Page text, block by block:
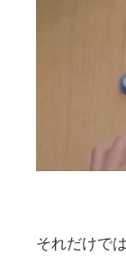
それだけで